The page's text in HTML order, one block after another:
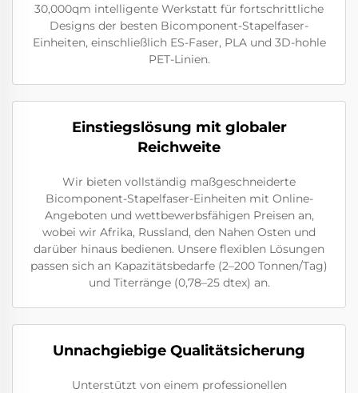
30,000qm intelligente Werkstatt für fortschrittliche
Designs der besten Bicomponent-Stapelfaser-
Einheiten, einschließlich ES-Faser, PLA und 3D-hohle
PET-Linien.
Einstiegslösung mit globaler
Reichweite
Wir bieten vollständig maßgeschneiderte
Bicomponent-Stapelfaser-Einheiten mit Online-
Angeboten und wettbewerbsfähigen Preisen an,
wobei wir Afrika, Russland, den Nahen Osten und
darüber hinaus bedienen. Unsere flexiblen Lösungen
passen sich an Kapazitätsbedarfe (2–200 Tonnen/Tag)
und Titerränge (0,78–25 dtex) an.
Unnachgiebige Qualitätsicherung
Unterstützt von einem professionellen